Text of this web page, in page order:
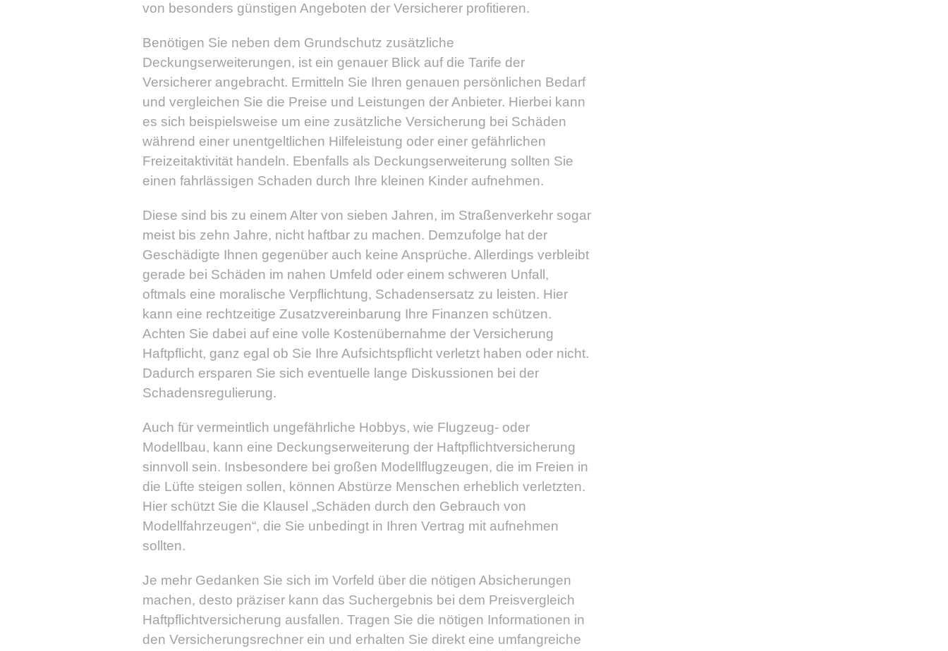
von besonders günstigen Angeboten der Versicherer profitieren.
Benötigen Sie neben dem Grundschutz zusätzliche
Deckungserweiterungen, ist ein genauer Blick auf die Tarife der
Versicherer angebracht. Ermitteln Sie Ihren genauen persönlichen Bedarf
und vergleichen Sie die Preise und Leistungen der Anbieter. Hierbei kann
es sich beispielsweise um eine zusätzliche Versicherung bei Schäden
während einer unentgeltlichen Hilfeleistung oder einer gefährlichen
Freizeitaktivität handeln. Ebenfalls als Deckungserweiterung sollten Sie
einen fahrlässigen Schaden durch Ihre kleinen Kinder aufnehmen.
Diese sind bis zu einem Alter von sieben Jahren, im Straßenverkehr sogar
meist bis zehn Jahre, nicht haftbar zu machen. Demzufolge hat der
Geschädigte Ihnen gegenüber auch keine Ansprüche. Allerdings verbleibt
gerade bei Schäden im nahen Umfeld oder einem schweren Unfall,
oftmals eine moralische Verpflichtung, Schadensersatz zu leisten. Hier
kann eine rechtzeitige Zusatzvereinbarung Ihre Finanzen schützen.
Achten Sie dabei auf eine volle Kostenübernahme der Versicherung
Haftpflicht, ganz egal ob Sie Ihre Aufsichtspflicht verletzt haben oder nicht.
Dadurch ersparen Sie sich eventuelle lange Diskussionen bei der
Schadensregulierung.
Auch für vermeintlich ungefährliche Hobbys, wie Flugzeug- oder
Modellbau, kann eine Deckungserweiterung der Haftpflichtversicherung
sinnvoll sein. Insbesondere bei großen Modellflugzeugen, die im Freien in
die Lüfte steigen sollen, können Abstürze Menschen erheblich verletzten.
Hier schützt Sie die Klausel „Schäden durch den Gebrauch von
Modellfahrzeugen“, die Sie unbedingt in Ihren Vertrag mit aufnehmen
sollten.
Je mehr Gedanken Sie sich im Vorfeld über die nötigen Absicherungen
machen, desto präziser kann das Suchergebnis bei dem Preisvergleich
Haftpflichtversicherung ausfallen. Tragen Sie die nötigen Informationen in
den Versicherungsrechner ein und erhalten Sie direkt eine umfangreiche